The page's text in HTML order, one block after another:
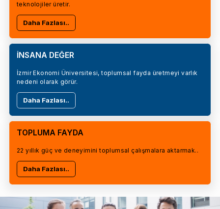
teknolojiler üretir.
Daha Fazlası..
İNSANA DEĞER
İzmir Ekonomi Üniversitesi, toplumsal fayda üretmeyi varlık
nedeni olarak görür.
Daha Fazlası..
TOPLUMA FAYDA
22 yıllık güç ve deneyimini toplumsal çalışmalara aktarmak..
Daha Fazlası..